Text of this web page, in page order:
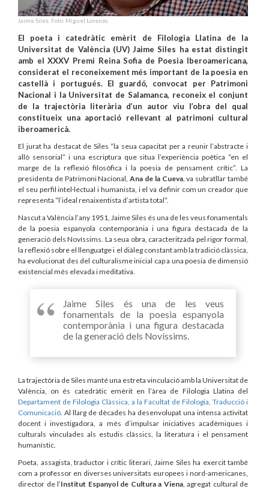
Jaime Siles. Foto: Miguel Lorenzo.
El poeta i catedràtic emèrit de Filologia Llatina de la
Universitat de València (UV) Jaime Siles ha estat distingit
amb el XXXV Premi Reina Sofia de Poesia Iberoamericana,
considerat el reconeixement més important de la poesia en
castellà i portugués. El guardó, convocat per Patrimoni
Nacional i la Universitat de Salamanca, reconeix el conjunt
de la trajectòria literària d’un autor viu l’obra del qual
constitueix una aportació rellevant al patrimoni cultural
iberoamericà.
El jurat ha destacat de Siles “la seua capacitat per a reunir l’abstracte i
allò sensorial” i una escriptura que situa l’experiència poètica “en el
marge de la reflexió filosòfica i la poesia de pensament crític”. La
presidenta de Patrimoni Nacional,Ana de la Cueva, va subratllar també
el seu perfil intel·lectual i humanista, i el va definir com un creador que
representa “l’ideal renaixentista d’artista total”.
Nascut a València l’any 1951, Jaime Siles és una de les veus fonamentals
de la poesia espanyola contemporània i una figura destacada de la
generació dels Novíssims. La seua obra, caracteritzada pel rigor formal,
la reflexió sobre el llenguatge i el diàleg constant amb la tradició clàssica,
ha evolucionat des del culturalisme inicial cap a una poesia de dimensió
existencial més elevada i meditativa.
Jaime Siles és una de les veus
fonamentals de la poesia espanyola
contemporània i una figura destacada
de la generació dels Novíssims.
La trajectòria de Siles manté una estreta vinculació amb la Universitat de
València, on és catedràtic emèrit en l’àrea de Filologia Llatina del
Departament de Filologia Clàssica, a la Facultat de Filologia, Traducció i
Comunicació . Al llarg de dècades ha desenvolupat una intensa activitat
docent i investigadora, a més d’impulsar iniciatives acadèmiques i
culturals vinculades als estudis clàssics, la literatura i el pensament
humanístic.
Poeta, assagista, traductor i crític literari, Jaime Siles ha exercit també
com a professor en diverses universitats europees i nord-americanes,
director de l’Institut Espanyol de Cultura a Viena, agregat cultural de